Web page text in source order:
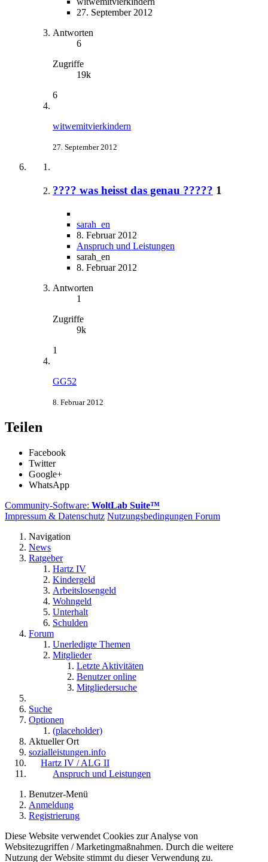
27. September 2012
Antworten
6
Zugriffe
19k
6
witwemitvierkindern
27. September 2012
???? was heisst das genau ????? 1
sarah_en
8. Februar 2012
Anspruch und Leistungen
sarah_en
8. Februar 2012
Antworten
1
Zugriffe
9k
1
GG52
8. Februar 2012
Teilen
Facebook
Twitter
Google+
WhatsApp
Community-Software: WoltLab Suite™
Impressum & Datenschutz Nutzungsbedingungen Forum
Navigation
News
Ratgeber
Hartz IV
Kindergeld
Arbeitslosengeld
Wohngeld
Unterhalt
Schulden
Forum
Unerledigte Themen
Mitglieder
Letzte Aktivitäten
Benutzer online
Mitgliedersuche
Suche
Optionen
(placeholder)
Aktueller Ort
sozialleistungen.info
Hartz IV / ALG II
Anspruch und Leistungen
Benutzer-Menü
Anmeldung
Registrierung
Diese Website verwendet Cookies zur Analyse von
Websitezugriffen / Marketingmaßnahmen. Durch die weitere
Nutzung der Website stimmt du dieser Verwendung zu.